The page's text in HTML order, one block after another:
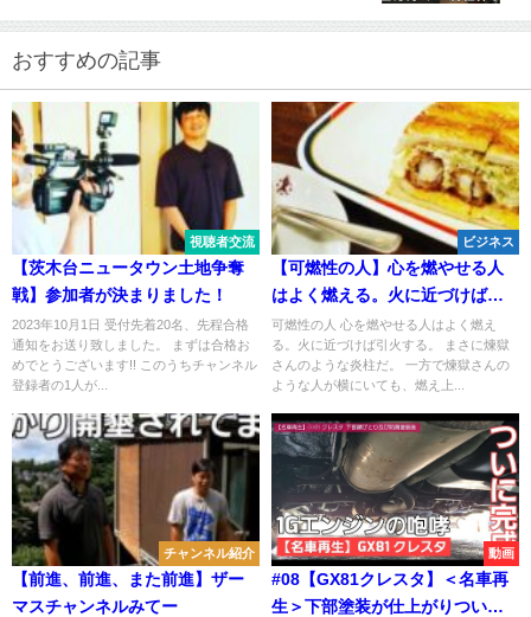
おすすめの記事
視聴者交流
【茨木台ニュータウン土地争奪
戦】参加者が決まりました！
2023年10月1日 受付先着20名、先程合格
通知をお送り致しました。 まずは合格お
めでとうございます!! このうちチャンネル
登録者の1人が...
ビジネス
【可燃性の人】心を燃やせる人
はよく燃える。火に近づけば引
火する。
可燃性の人 心を燃やせる人はよく燃え
る。火に近づけば引火する。 まさに煉獄
さんのような炎柱だ。 一方で煉獄さんの
ような人が横にいても、燃え上...
チャンネル紹介
【前進、前進、また前進】ザー
マスチャンネルみてー
動画
#08【GX81クレスタ】＜名車再
生＞下部塗装が仕上がりついに